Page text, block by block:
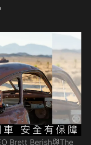
Brett Berish與The